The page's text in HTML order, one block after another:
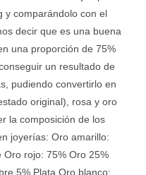
y comparándolo con el
decir que es una buena
una proporción de 75%
un resultado de
pudiendo convertirlo en
original), rosa y oro
la composición de los
joyerías: Oro amarillo:
Oro rojo: 75% Oro 25%
5% Plata Oro blanco: